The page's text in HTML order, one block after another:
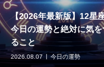
【2026年最新版】12星
今日の運勢と絶対に気を
ること
2026.08.07 今日の運勢